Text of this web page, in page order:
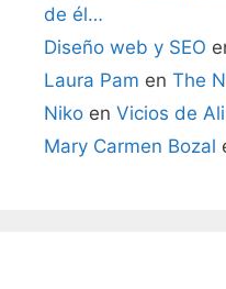
de él…
Diseño web y SEO
Laura Pam en The
Niko en Vicios de
Mary Carmen Bozal